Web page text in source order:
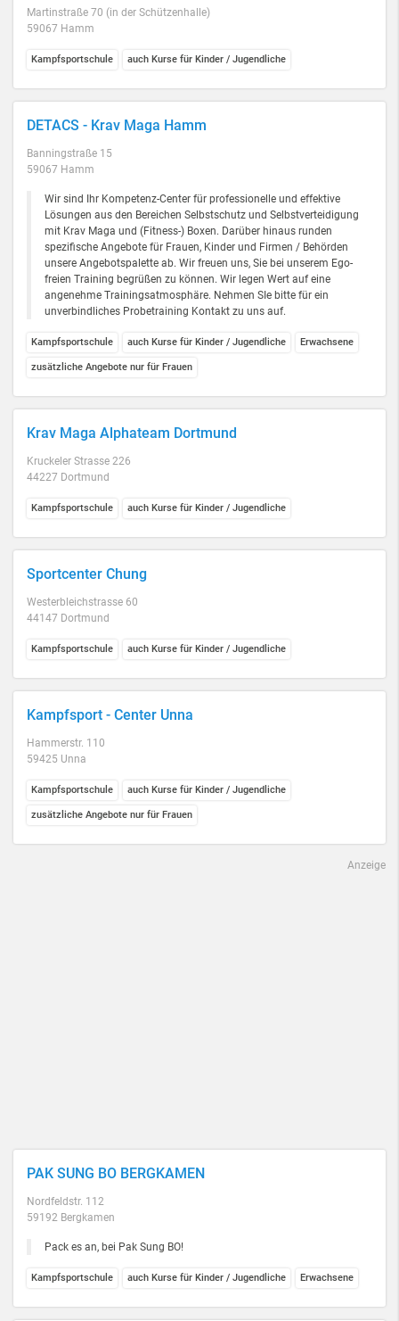
Martinstraße 70 (in der Schützenhalle)
59067 Hamm
Kampfsportschule auch Kurse für Kinder / Jugendliche
DETACS - Krav Maga Hamm
Banningstraße 15
59067 Hamm
Wir sind Ihr Kompetenz-Center für professionelle und effektive
Lösungen aus den Bereichen Selbstschutz und Selbstverteidigung
mit Krav Maga und (Fitness-) Boxen. Darüber hinaus runden
spezifische Angebote für Frauen, Kinder und Firmen / Behörden
unsere Angebotspalette ab. Wir freuen uns, Sie bei unserem Ego-
freien Training begrüßen zu können. Wir legen Wert auf eine
angenehme Trainingsatmosphäre. Nehmen SIe bitte für ein
unverbindliches Probetraining Kontakt zu uns auf.
Kampfsportschule auch Kurse für Kinder / Jugendliche Erwachsene
zusätzliche Angebote nur für Frauen
Krav Maga Alphateam Dortmund
Kruckeler Strasse 226
44227 Dortmund
Kampfsportschule auch Kurse für Kinder / Jugendliche
Sportcenter Chung
Westerbleichstrasse 60
44147 Dortmund
Kampfsportschule auch Kurse für Kinder / Jugendliche
Kampfsport - Center Unna
Hammerstr. 110
59425 Unna
Kampfsportschule auch Kurse für Kinder / Jugendliche
zusätzliche Angebote nur für Frauen
Anzeige
PAK SUNG BO BERGKAMEN
Nordfeldstr. 112
59192 Bergkamen
Pack es an, bei Pak Sung BO!
Kampfsportschule auch Kurse für Kinder / Jugendliche Erwachsene